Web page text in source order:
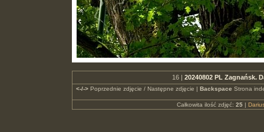
16 | 20240802 PL Zagnańsk.
<-/->Poprzednie zdjęcie / Następne zdjęcie | Backspace Strona
Całkowita ilość zdjęć: 25|